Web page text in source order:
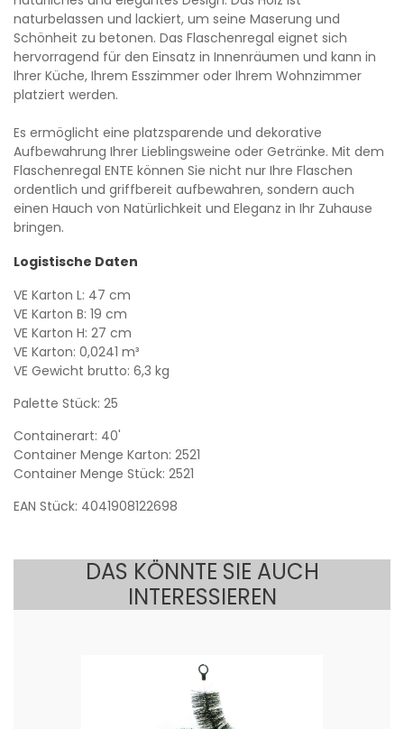
naturbelassen und lackiert, um seine Maserung und
Schönheit zu betonen. Das Flaschenregal eignet sich
hervorragend für den Einsatz in Innenräumen und kann in
Ihrer Küche, Ihrem Esszimmer oder Ihrem Wohnzimmer
platziert werden.
Es ermöglicht eine platzsparende und dekorative
Aufbewahrung Ihrer Lieblingsweine oder Getränke. Mit dem
Flaschenregal ENTE können Sie nicht nur Ihre Flaschen
ordentlich und griffbereit aufbewahren, sondern auch
einen Hauch von Natürlichkeit und Eleganz in Ihr Zuhause
bringen.
Logistische Daten
VE Karton L: 47 cm
VE Karton B: 19 cm
VE Karton H: 27 cm
VE Karton: 0,0241 m³
VE Gewicht brutto: 6,3 kg
Palette Stück: 25
Containerart: 40'
Container Menge Karton: 2521
Container Menge Stück: 2521
EAN Stück: 4041908122698
DAS KÖNNTE SIE AUCH
INTERESSIEREN